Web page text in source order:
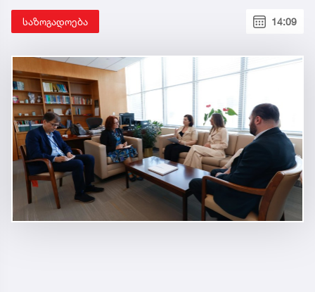
საზოგადოება 14:09